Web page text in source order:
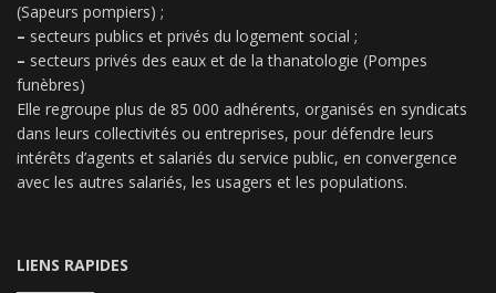
(Sapeurs pompiers) ;
– secteurs publics et privés du logement social ;
– secteurs privés des eaux et de la thanatologie (Pompes
funèbres)
Elle regroupe plus de 85 000 adhérents, organisés en syndicats
dans leurs collectivités ou entreprises, pour défendre leurs
intérêts d’agents et salariés du service public, en convergence
avec les autres salariés, les usagers et les populations.
LIENS RAPIDES